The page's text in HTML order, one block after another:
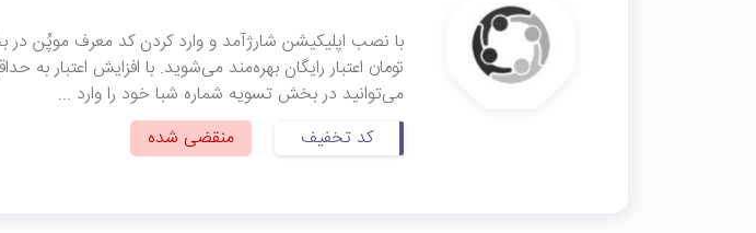
می‌توانید در بخش تسویه شماره شبا خود را وارد ...
کد تخفیف
منقضی شده